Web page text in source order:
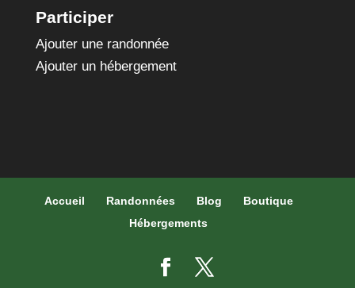
Participer
Ajouter une randonnée
Ajouter un hébergement
Accueil Randonnées Blog
Boutique
Hébergements